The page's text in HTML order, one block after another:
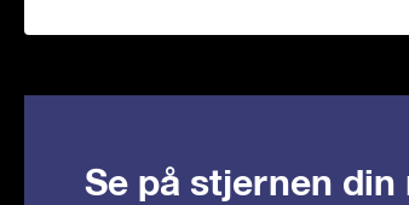
Se på stjernen din